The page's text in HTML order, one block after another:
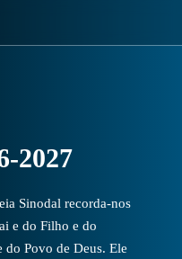
2027
Sinodal recorda-nos
e do Filho e do
do Povo de Deus. Ele